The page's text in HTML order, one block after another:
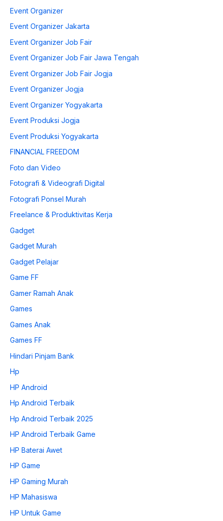
Event Organizer
Event Organizer Jakarta
Event Organizer Job Fair
Event Organizer Job Fair Jawa Tengah
Event Organizer Job Fair Jogja
Event Organizer Jogja
Event Organizer Yogyakarta
Event Produksi Jogja
Event Produksi Yogyakarta
FINANCIAL FREEDOM
Foto dan Video
Fotografi & Videografi Digital
Fotografi Ponsel Murah
Freelance & Produktivitas Kerja
Gadget
Gadget Murah
Gadget Pelajar
Game FF
Gamer Ramah Anak
Games
Games Anak
Games FF
Hindari Pinjam Bank
Hp
HP Android
Hp Android Terbaik
Hp Android Terbaik 2025
HP Android Terbaik Game
HP Baterai Awet
HP Game
HP Gaming Murah
HP Mahasiswa
HP Untuk Game